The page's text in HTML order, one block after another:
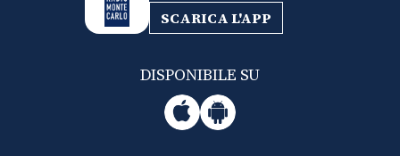
SCARICA L'APP
DISPONIBILE SU